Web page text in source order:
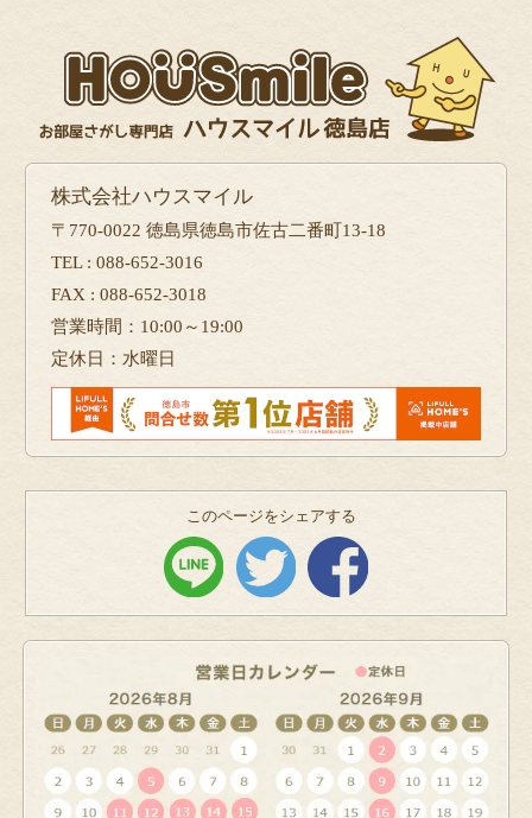
株式会社ハウスマイル
〒770-0022 徳島県徳島市佐古二番町13-18
TEL : 088-652-3016
FAX : 088-652-3018
営業時間：10:00～19:00
定休日：水曜日
このページをシェアする